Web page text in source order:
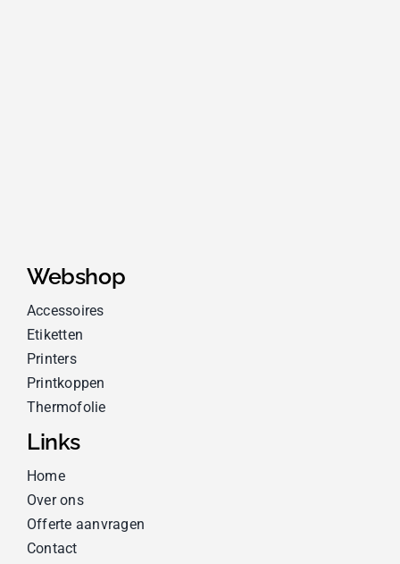
Webshop
Accessoires
Etiketten
Printers
Printkoppen
Thermofolie
Links
Home
Over ons
Offerte aanvragen
Contact